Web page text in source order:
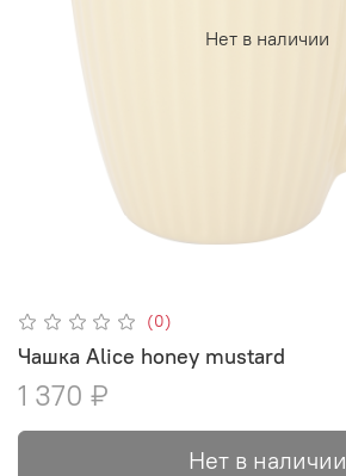
Нет в наличии
(0)
Чашка Alice honey mustard
1 370 ₽
Нет в наличии